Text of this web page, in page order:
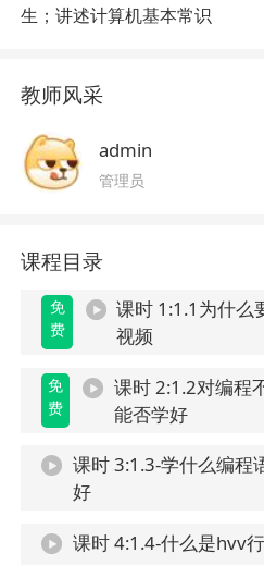
生；讲述计算机基本常识
教师风采
admin
管理员
课程目录
免
费
课时 1:1.1为什么
视频
免
费
课时 2:1.2对编程
能否学好
课时 3:1.3-学什么编程
好
课时 4:1.4-什么是hvv